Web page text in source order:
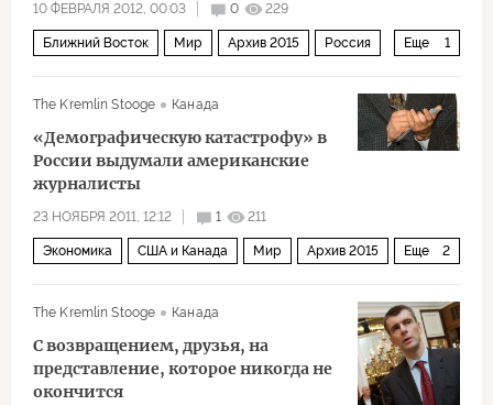
10 ФЕВРАЛЯ 2012, 00:03 0 229
Еще 1
Ближний Восток Мир Архив 2015 Россия
The Kremlin Stooge
Канада
«Демографическую катастрофу» в
России выдумали американские
журналисты
23 НОЯБРЯ 2011, 12:12 1 211
Еще 2
Экономика США и Канада Мир Архив 2015
The Kremlin Stooge
Канада
С возвращением, друзья, на
представление, которое никогда не
окончится